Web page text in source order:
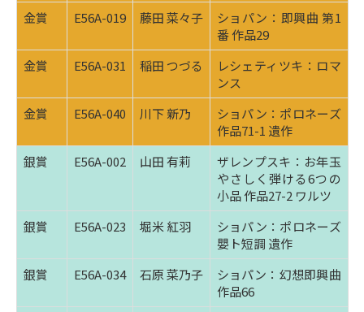
金賞
E56A-019 藤田 菜々子
ショパン：即興曲 第1
番 作品29
金賞
E56A-031 稲田 つづる
レシェティツキ：ロマ
ンス
金賞
E56A-040 川下 新乃
ショパン：ポロネーズ
作品71-1 遺作
銀賞
E56A-002 山田 有莉
ザレンプスキ：お年玉
やさしく弾ける6つの
小品 作品27-2 ワルツ
銀賞
E56A-023 堀米 紅羽
ショパン：ポロネーズ
嬰ト短調 遺作
銀賞
E56A-034 石原 菜乃子
ショパン：幻想即興曲
作品66